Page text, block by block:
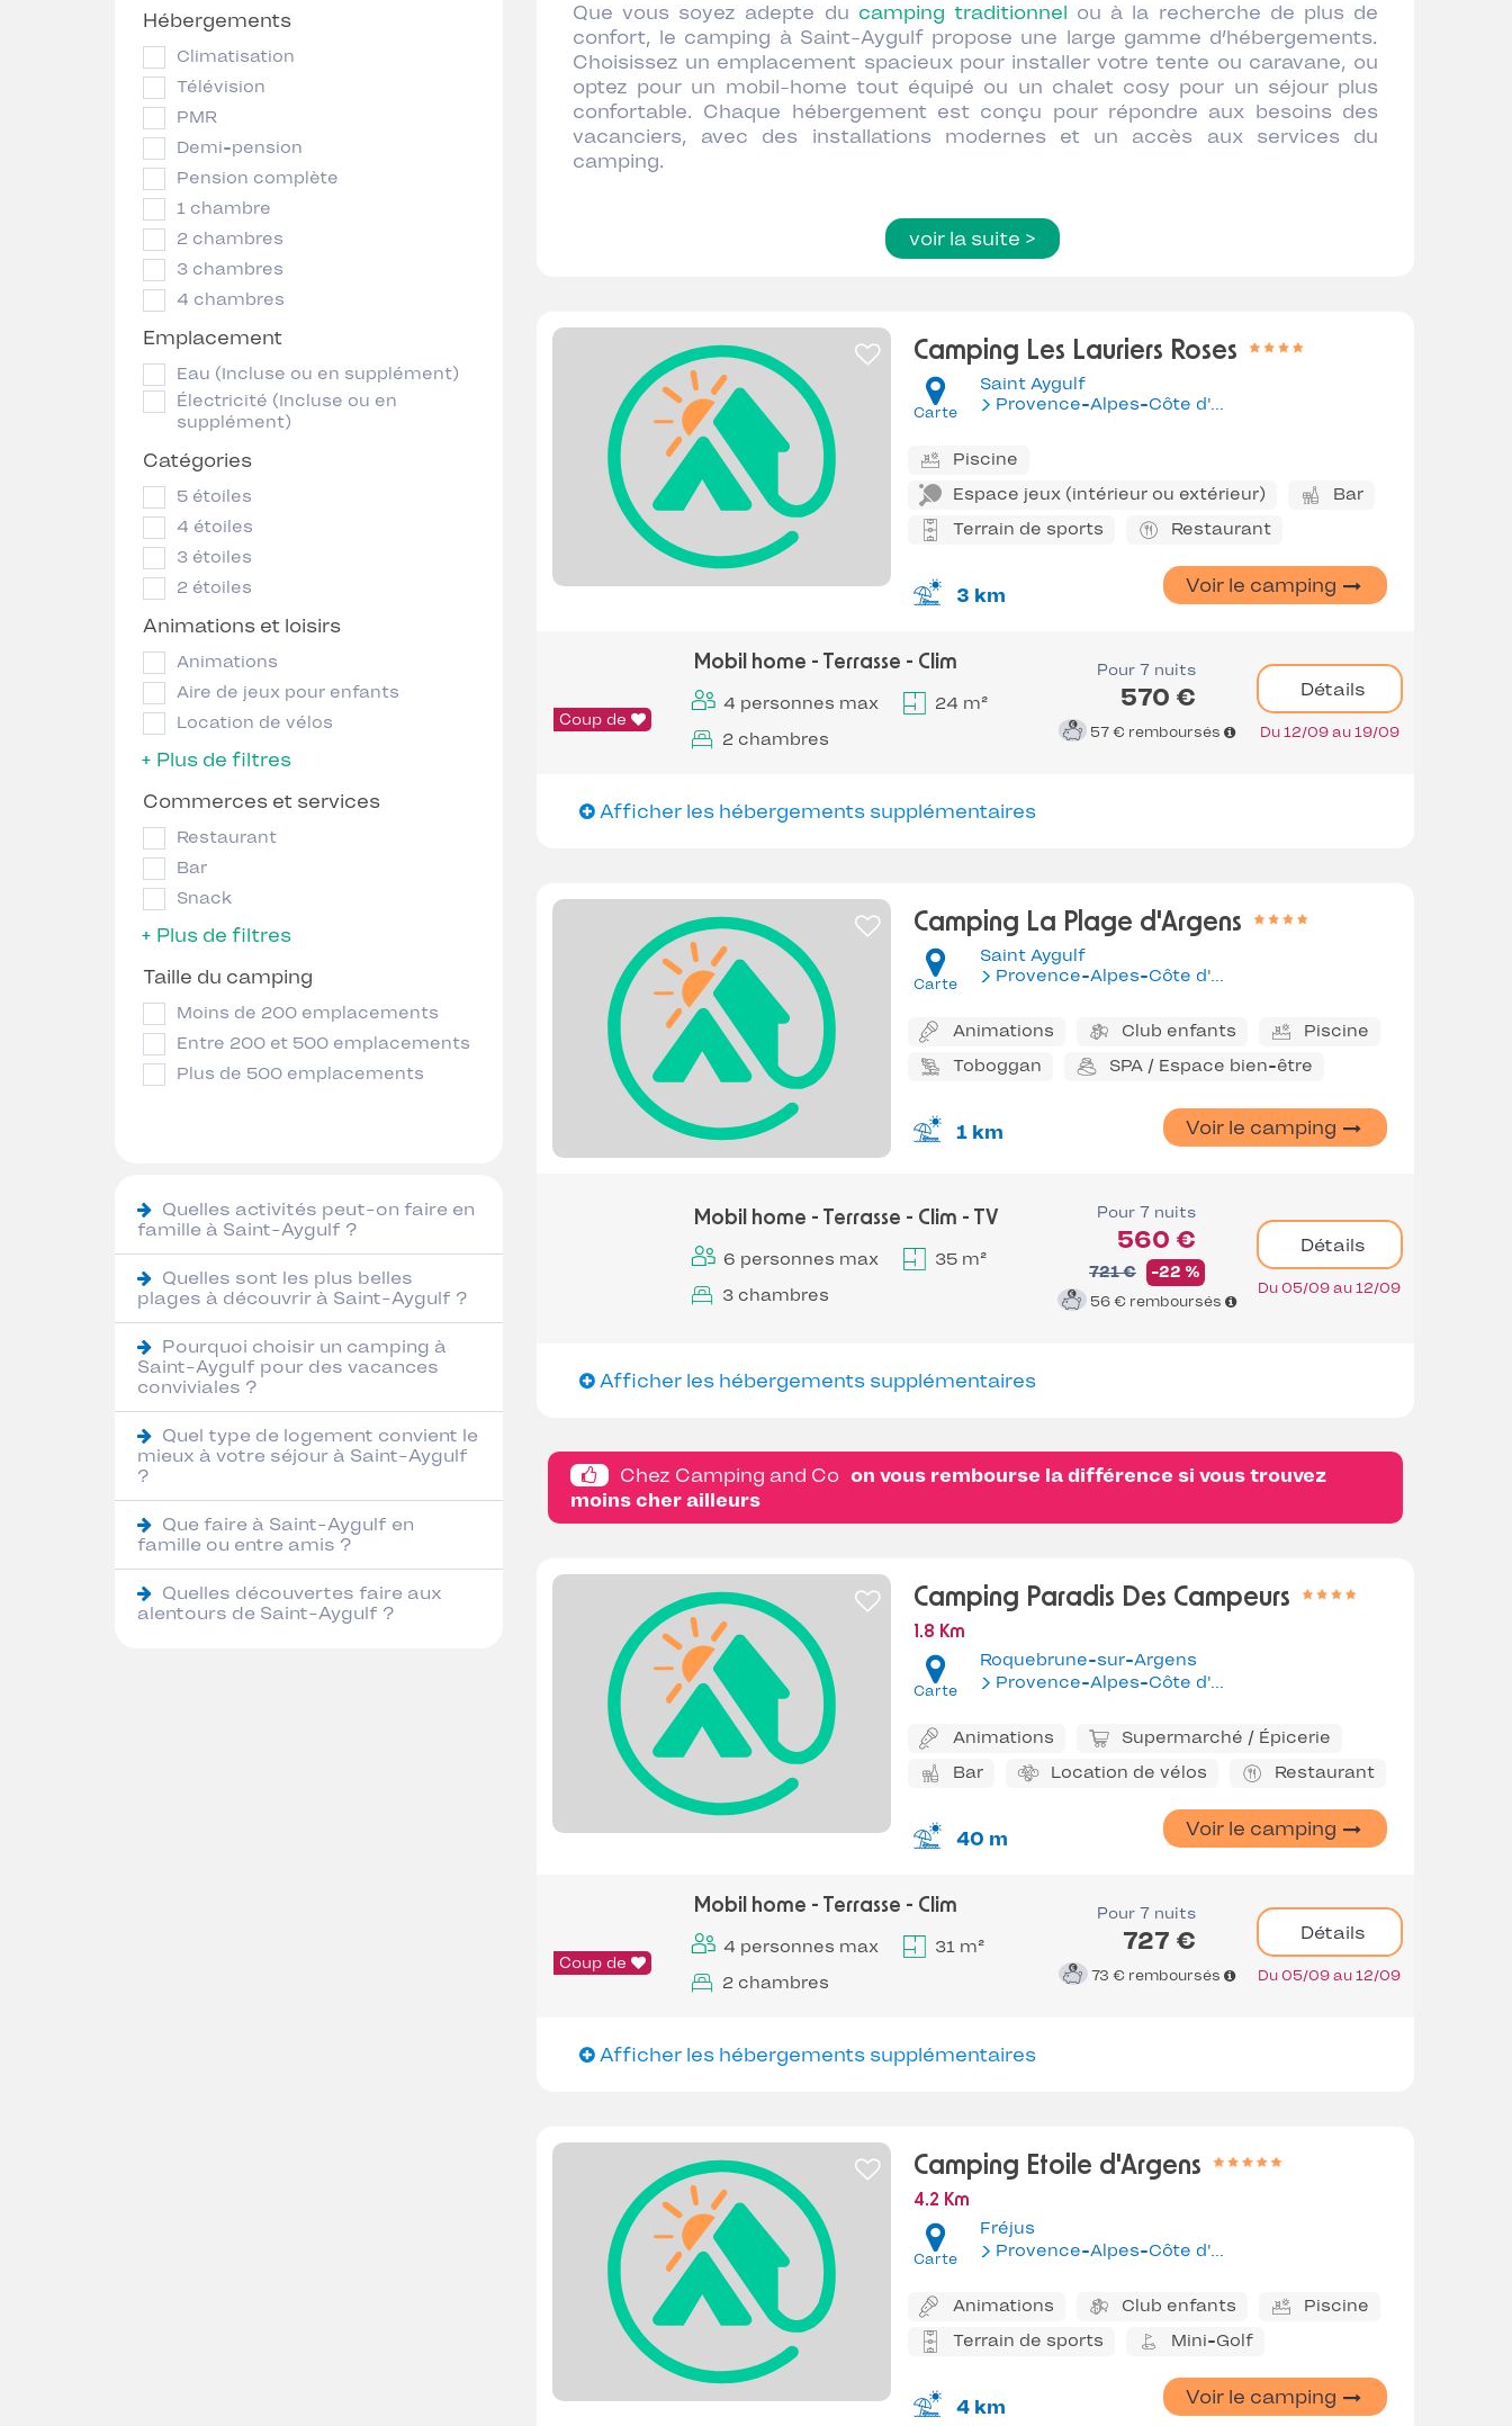
Hébergements
Climatisation
Télévision
PMR
Demi-pension
Pension complète
1 chambre
2 chambres
3 chambres
4 chambres
Emplacement
Eau (Incluse ou en supplément)
Électricité (Incluse ou en
supplément)
Catégories
5 étoiles
4 étoiles
3 étoiles
2 étoiles
Animations et loisirs
Animations
Aire de jeux pour enfants
Location de vélos
+ Plus de filtres
Commerces et services
Restaurant
Bar
Snack
+ Plus de filtres
Taille du camping
Moins de 200 emplacements
Entre 200 et 500 emplacements
Plus de 500 emplacements
Quelles activités peut-on faire en
famille à Saint-Aygulf ?
Quelles sont les plus belles
plages à découvrir à Saint-Aygulf ?
Pourquoi choisir un camping à
Saint-Aygulf pour des vacances
conviviales ?
Quel type de logement convient le
mieux à votre séjour à Saint-Aygulf
?
Que faire à Saint-Aygulf en
famille ou entre amis ?
Quelles découvertes faire aux
alentours de Saint-Aygulf ?
Que vous soyez adepte du camping traditionnel ou à la recherche de plus de
confort, le camping à Saint-Aygulf propose une large gamme d’hébergements.
Choisissez un emplacement spacieux pour installer votre tente ou caravane, ou
optez pour un mobil-home tout équipé ou un chalet cosy pour un séjour plus
confortable. Chaque hébergement est conçu pour répondre aux besoins des
vacanciers, avec des installations modernes et un accès aux services du
camping.
voir la suite >
Camping Les Lauriers Roses
Carte
Saint Aygulf
Provence-Alpes-Côte d'Azur
Piscine
Espace jeux (intérieur ou extérieur)
Bar
Terrain de sports
Restaurant
3 km Voir le camping
Coup de
Mobil home - Terrasse - Clim
4 personnes max
24 m²
2 chambres
Pour 7 nuits
570 €
57 € remboursés
Détails
Du 12/09 au 19/09
Afficher les hébergements supplémentaires
Camping La Plage d'Argens
Carte
Saint Aygulf
Provence-Alpes-Côte d'Azur
Animations Club enfants
Piscine
Toboggan
SPA / Espace bien-être
1 km Voir le camping
Mobil home - Terrasse - Clim - TV
6 personnes max
35 m²
3 chambres
Pour 7 nuits
560 €
721 € -22 %
56 € remboursés
Détails
Du 05/09 au 12/09
Afficher les hébergements supplémentaires
Chez Camping and Co on vous rembourse la différence si vous trouvez
moins cher ailleurs
Camping Paradis Des Campeurs
1.8 Km
Carte
Roquebrune-sur-Argens
Provence-Alpes-Côte d'Azur
Animations
Supermarché / Épicerie
Bar
Location de vélos Restaurant
40 m Voir le camping
Coup de
Mobil home - Terrasse - Clim
4 personnes max
31 m²
2 chambres
Pour 7 nuits
727 €
73 € remboursés
Détails
Du 05/09 au 12/09
Afficher les hébergements supplémentaires
Camping Etoile d'Argens
4.2 Km
Carte
Fréjus
Provence-Alpes-Côte d'Azur
Animations Club enfants
Piscine
Terrain de sports
Mini-Golf
4 km Voir le camping